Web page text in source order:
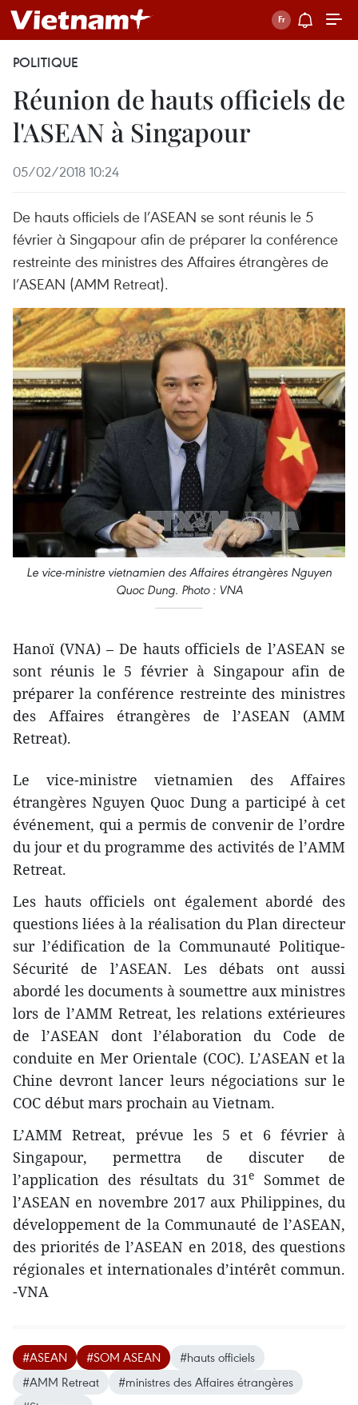
POLITIQUE
Réunion de hauts officiels de
l'ASEAN à Singapour
05/02/2018 10:24
De hauts officiels de l’ASEAN se sont réunis le 5
février à Singapour afin de préparer la conférence
restreinte des ministres des Affaires étrangères de
l’ASEAN (AMM Retreat).
Le vice-ministre vietnamien des Affaires étrangères Nguyen
Quoc Dung. Photo : VNA
Hanoï (VNA) – De hauts officiels de l’ASEAN se
sont réunis le 5 février à Singapour afin de
préparer la conférence restreinte des ministres
des Affaires étrangères de l’ASEAN (AMM
Retreat).
Le vice-ministre vietnamien des Affaires
étrangères Nguyen Quoc Dung a participé à cet
événement, qui a permis de convenir de l’ordre
du jour et du programme des activités de l’AMM
Retreat.
Les hauts officiels ont également abordé des
questions liées à la réalisation du Plan directeur
sur l’édification de la Communauté Politique-
Sécurité de l’ASEAN. Les débats ont aussi
abordé les documents à soumettre aux ministres
lors de l’AMM Retreat, les relations extérieures
de l’ASEAN dont l’élaboration du Code de
conduite en Mer Orientale (COC). L’ASEAN et la
Chine devront lancer leurs négociations sur le
COC début mars prochain au Vietnam.
L’AMM Retreat, prévue les 5 et 6 février à
Singapour, permettra de discuter de
l’application des résultats du 31e
Sommet de
l’ASEAN en novembre 2017 aux Philippines, du
développement de la Communauté de l’ASEAN,
des priorités de l’ASEAN en 2018, des questions
régionales et internationales d’intérêt commun.
-VNA
#ASEAN #SOM ASEAN
#hauts officiels
#AMM Retreat
#ministres des Affaires étrangères